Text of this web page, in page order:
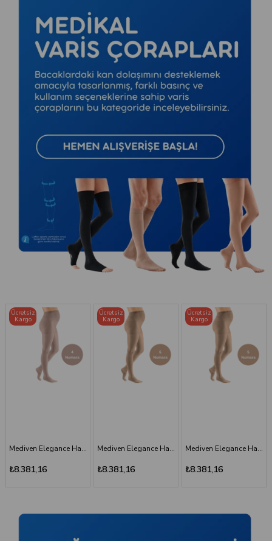
Mediven Elegance Hamile Varis Çorabı - CCL2 - Burnu Kapalı - Bej - 6 Numara - Kısa (Petite)
₺8.381,16
Ücretsiz
Kargo
Mediven Elegance Hamile Varis Çorabı - CCL2 - Burnu Kapalı - Bej - 5 Numara - Kısa (Petite)
₺8.381,16
Ücretsiz
Kargo
Mediven Elegance Hamile Varis Çorabı - CCL2 - Burnu Kapalı - Kaşmir - 3 Numara
₺8.381,16
Ücretsiz
Kargo